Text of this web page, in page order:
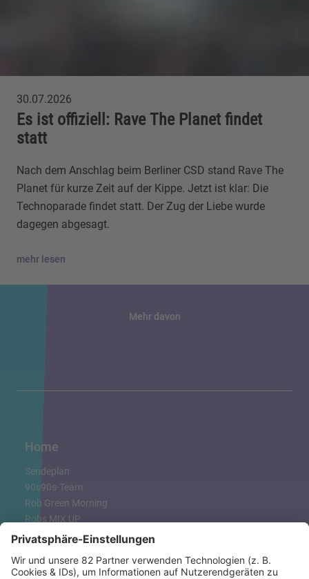
30.07.2026
Es ist offiziell: Rave The Planet findet
statt
Nach dem Anschlag beim Berliner CSD stand Rave The
Planet für kurze Zeit auf der Kippe. Jetzt ist klar: Die
Technoparade findet statt. Der Zug der Liebe wurde
dagegen abgesagt.
mehr lesen
Mehr davon
Home
Sendeplan
90s90s-Team
Rob Green Morning
Robs MIX UP
Radios